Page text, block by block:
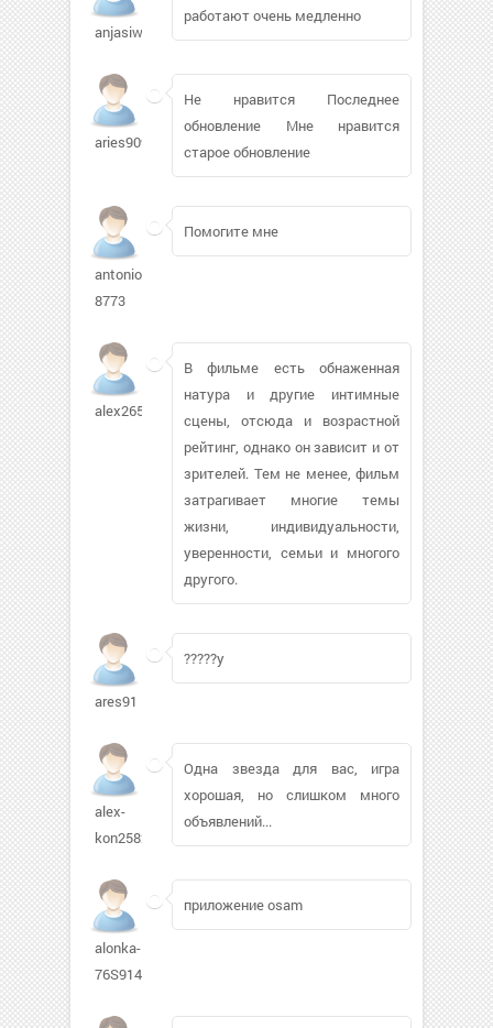
anjasiwek301
работают очень медленно
aries9090
Не нравится Последнее
обновление Мне нравится
старое обновление
antonio-
8773
Помогите мне
alex2658502
В фильме есть обнаженная
натура и другие интимные
сцены, отсюда и возрастной
рейтинг, однако он зависит и от
зрителей. Тем не менее, фильм
затрагивает многие темы
жизни, индивидуальности,
уверенности, семьи и многого
другого.
ares91
?????y
alex-
kon25827
Одна звезда для вас, игра
хорошая, но слишком много
объявлений...
alonka-
76S914
приложение osam